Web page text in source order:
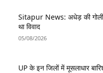
Sitapur News: अधेड़ की गोली
था विवाद
05/08/2026
UP के इन जिलों में मूसलाधार